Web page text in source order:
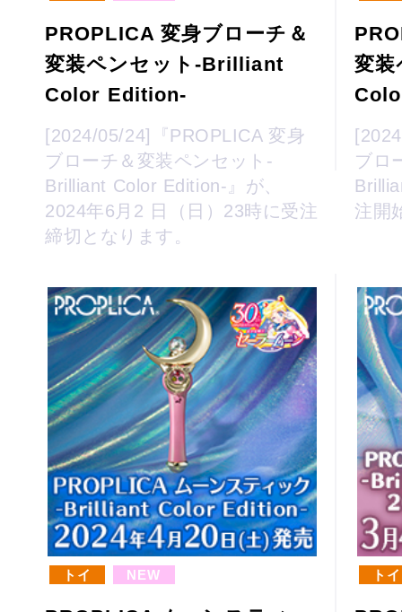
PROPLICA 変身ブローチ＆
変装ペンセット-Brilliant
Color Edition-
[2024/05/24]『PROPLICA 変身
ブローチ＆変装ペンセット-
Brilliant Color Edition-』が、
2024年6月2 日（日）23時に受注
締切となります。
変
ブロ
注開
トイ NEW トイ